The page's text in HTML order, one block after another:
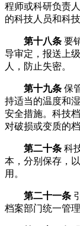
程师或科研负责
的科技人员和科
第十八条 要
导审定，报送上
人，防止失密。
第十九条 保
持适当的温度和
安全措施。科技
对破损或变质的
第二十条 科
本，分别保存，
用。
第二十一条
档案部门统一管理